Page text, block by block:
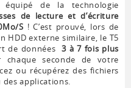
équipé de la technologie
de lecture et d’écriture
S ! C’est prouvé, lors de
HDD externe similaire, le T5
de données3 à 7 fois plus
chaque seconde de votre
ou récupérez des fichiers
des applications.